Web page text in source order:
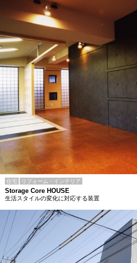
住宅 リフォーム・インテリア
Storage Core HOUSE
生活スタイルの変化に対応する装置